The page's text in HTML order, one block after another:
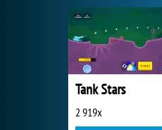
Tank Stars
2 919x